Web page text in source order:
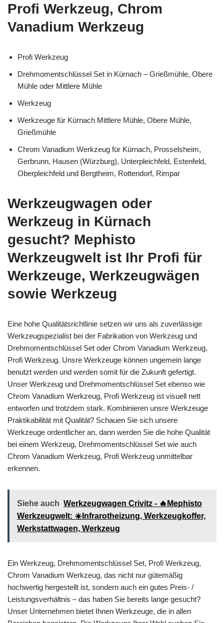
Profi Werkzeug, Chrom
Vanadium Werkzeug
Profi Werkzeug
Drehmomentschlüssel Set in Kürnach – Grießmühle, Obere
Mühle oder Mittlere Mühle
Werkzeug
Werkzeuge für Kürnach Mittlere Mühle, Obere Mühle,
Grießmühle
Chrom Vanadium Werkzeug für Kürnach, Prosselsheim,
Gerbrunn, Hausen (Würzburg), Unterpleichfeld, Estenfeld,
Oberpleichfeld und Bergtheim, Rottendorf, Rimpar
Werkzeugwagen oder
Werkzeug in Kürnach
gesucht? Mephisto
Werkzeugwelt ist Ihr Profi für
Werkzeuge, Werkzeugwägen
sowie Werkzeug
Eine hohe Qualitätsrichtlinie setzen wir uns als zuverlässige
Werkzeugspezialist bei der Fabrikation von Werkzeug und
Drehmomentschlüssel Set oder Chrom Vanadium Werkzeug,
Profi Werkzeug. Unsre Werkzeuge können ungemein lange
benutzt werden und werden somit für die Zukunft gefertigt.
Unser Werkzeug und Drehmomentschlüssel Set ebenso wie
Chrom Vanadium Werkzeug, Profi Werkzeug ist visuell nett
entworfen und trotzdem stark. Kombinieren unsre Werkzeuge
Praktikabilität mit Qualität? Schauen Sie sich unsere
Werkzeuge ordentlicher an, dann werden Sie die hohe Qualität
bei einem Werkzeug, Drehmomentschlüssel Set wie auch
Chrom Vanadium Werkzeug, Profi Werkzeug unmittelbar
erkennen.
Siehe auch Werkzeugwagen Crivitz - 🔥Mephisto
Werkzeugwelt: ☀️Infrarotheizung, Werkzeugkoffer,
Werkstattwagen, Werkzeug
Ein Werkzeug, Drehmomentschlüssel Set, Profi Werkzeug,
Chrom Vanadium Werkzeug, das nicht nur gütemäßig
hochwertig hergestellt ist, sondern auch ein gutes Preis- /
Leistungsverhältnis – das haben Sie bereits lange gesucht?
Unser Unternehmen bietet Ihnen Werkzeuge, die in allen